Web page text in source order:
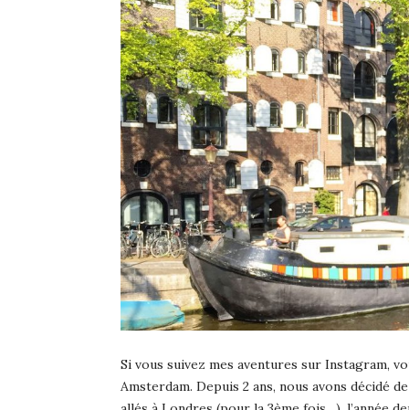
Si vous suivez mes aventures sur Instagram,
Amsterdam. Depuis 2 ans, nous avons décidé